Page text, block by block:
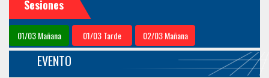
Sesiones
01/03 Mañana 01/03 Tarde 02/03 Mañana
EVENTO